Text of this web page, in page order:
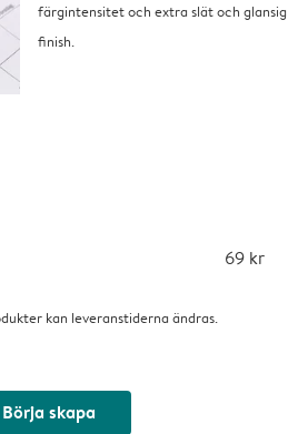
färgintensitet och extra slät och glansig
finish.
69 kr
kan leveranstiderna ändras.
Börja skapa